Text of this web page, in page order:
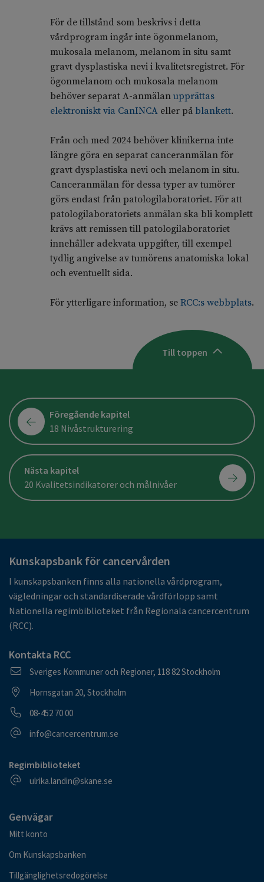
För de tillstånd som beskrivs i detta
vårdprogram ingår inte ögonmelanom,
mukosala melanom, melanom in situ samt
gravt dysplastiska nevi i kvalitetsregistret. För
ögonmelanom och mukosala melanom
behöver separat A-anmälan upprättas
elektroniskt via CanINCAeller på blankett.
Från och med 2024 behöver klinikerna inte
längre göra en separat canceranmälan för
gravt dysplastiska nevi och melanom in situ.
Canceranmälan för dessa typer av tumörer
görs endast från patologilaboratoriet. För att
patologilaboratoriets anmälan ska bli komplett
krävs att remissen till patologilaboratoriet
innehåller adekvata uppgifter, till exempel
tydlig angivelse av tumörens anatomiska lokal
och eventuellt sida.
För ytterligare information, se RCC:s webbplats.
Till toppen
Föregående kapitel
18 Nivåstrukturering
Nästa kapitel
20 Kvalitetsindikatorer och målnivåer
Kunskapsbank för cancervården
I kunskapsbanken finns alla nationella vårdprogram,
vägledningar och standardiserade vårdförlopp samt
Nationella regimbiblioteket från Regionala cancercentrum
(RCC).
Kontakta RCC
Postadress
Sveriges Kommuner och Regioner, 118 82 Stockholm
Besöksadress
Hornsgatan 20, Stockholm
Telefonnummer
08-452 70 00
E-postadress
info@cancercentrum.se
Regimbiblioteket
E-postadress
ulrika.landin@skane.se
Genvägar
Mitt konto
Om Kunskapsbanken
Tillgänglighetsredogörelse